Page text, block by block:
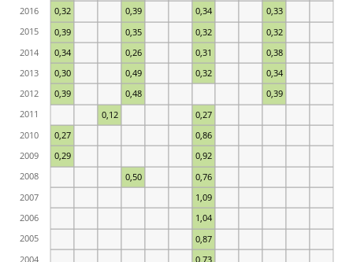
0,73
0,87
1,04
1,09
0,50 0,76
0,29 0,92
0,27 0,86
0,12 0,27
0,39 0,48 0,39
0,30 0,49 0,32 0,34
0,34 0,26 0,31 0,38
0,39 0,35 0,32 0,32
0,32 0,39 0,34 0,33
2004
2005
2006
2007
2008
2009
2010
2011
2012
2013
2014
2015
2016